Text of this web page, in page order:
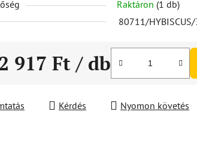
Raktáron (1 db)
80711/
917 Ft / db
Kérdés Nyomon követés